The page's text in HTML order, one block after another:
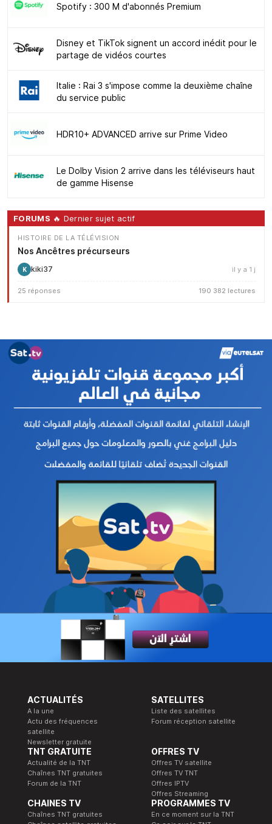
Spotify : 300 M d'abonnés Premium
Disney et TikTok signent un accord inédit pour le
partage de vidéos courtes
Italie : Rai 3 s'impose comme la deuxième chaîne
du service public
HDR10+ ADVANCED arrive sur Prime Video
Le Dolby Vision 2 arrive dans les téléviseurs haut
de gamme Hisense
FORUMS 🔥 Dernier sujet actif
HISTOIRE DE LA TÉLÉVISION
Nos Ancêtres précurseurs
K kiki37 il y a 1 j
25 réponses 190 382 lectures
ACTUALITÉS
A la une
Actu des fréquences
satellite
Newsletter gratuite
SATELLITES
Liste des satellites
Forum réception satellite
TNT GRATUITE
Actualité de la TNT
Chaînes TNT gratuites
Forum de la TNT
OFFRES TV
Offres TV satellite
Offres TV TNT
Offres IPTV
Offres Streaming
CHAINES TV
Chaînes TNT gratuites
PROGRAMMES TV
En ce moment sur la TNT